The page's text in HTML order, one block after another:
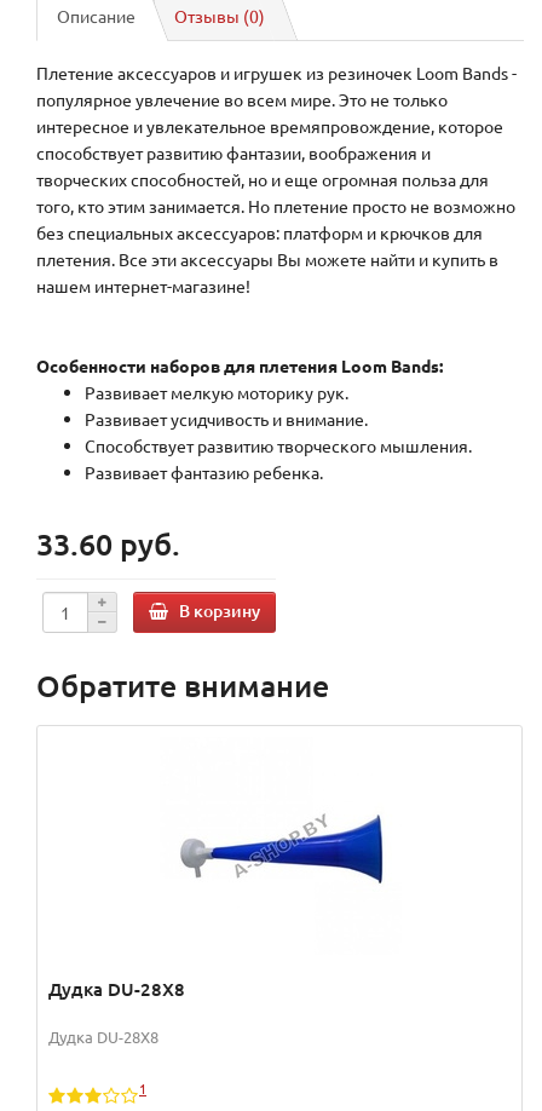
Описание Отзывы (0)
Плетение аксессуаров и игрушек из резиночек Loom Bands -
популярное увлечение во всем мире. Это не только
интересное и увлекательное времяпровождение, которое
способствует развитию фантазии, воображения и
творческих способностей, но и еще огромная польза для
того, кто этим занимается. Но плетение просто не возможно
без специальных аксессуаров: платформ и крючков для
плетения. Все эти аксессуары Вы можете найти и купить в
нашем интернет-магазине!
Особенности наборов для плетения Loom Bands:
Развивает мелкую моторику рук.
Развивает усидчивость и внимание.
Способствует развитию творческого мышления.
Развивает фантазию ребенка.
33.60 руб.
В корзину
Обратите внимание
Дудка DU-28X8
Дудка DU-28X8
1